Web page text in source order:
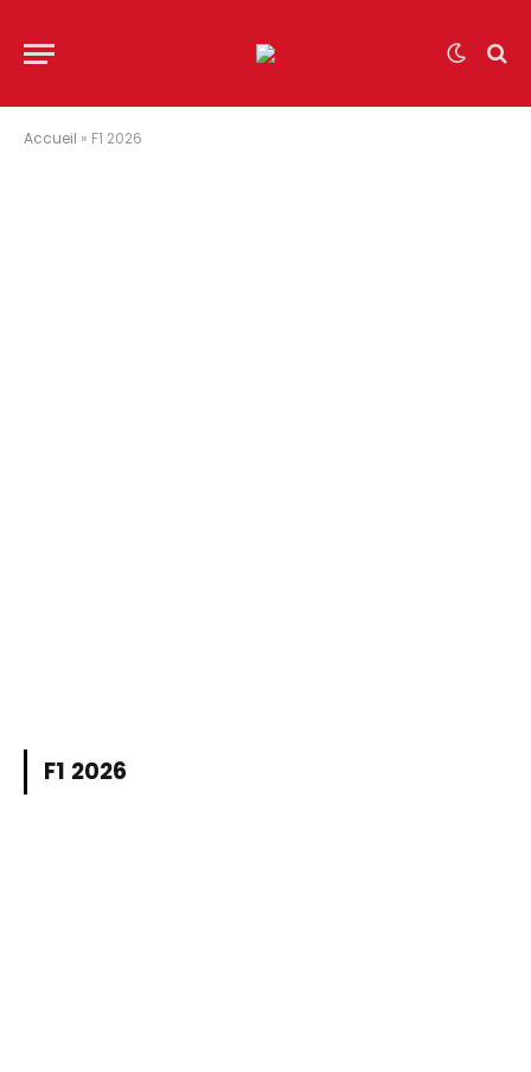
Accueil » F1 2026
F1 2026